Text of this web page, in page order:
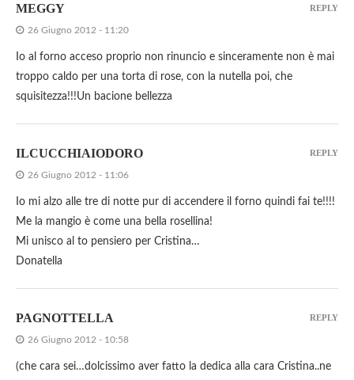
MEGGY
26 Giugno 2012 - 11:20
Io al forno acceso proprio non rinuncio e sinceramente non è mai
troppo caldo per una torta di rose, con la nutella poi, che
squisitezza!!!Un bacione bellezza
REPLY
ILCUCCHIAIODORO
26 Giugno 2012 - 11:06
Io mi alzo alle tre di notte pur di accendere il forno quindi fai te!!!!
Me la mangio è come una bella rosellina!
Mi unisco al to pensiero per Cristina…
Donatella
REPLY
PAGNOTTELLA
26 Giugno 2012 - 10:58
(che cara sei…dolcissimo aver fatto la dedica alla cara Cristina..ne
REPLY